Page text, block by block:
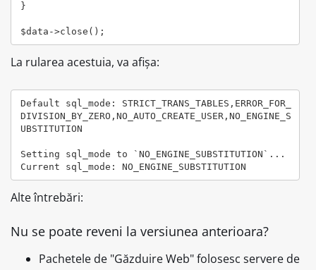
}
$data->close();
La rularea acestuia, va afișa:
Default sql_mode: STRICT_TRANS_TABLES,ERROR_FOR_
DIVISION_BY_ZERO,NO_AUTO_CREATE_USER,NO_ENGINE_S
UBSTITUTION
Setting sql_mode to `NO_ENGINE_SUBSTITUTION`...
Current sql_mode: NO_ENGINE_SUBSTITUTION
Alte întrebări:
Nu se poate reveni la versiunea anterioara?
Pachetele de "Găzduire Web" folosesc servere de